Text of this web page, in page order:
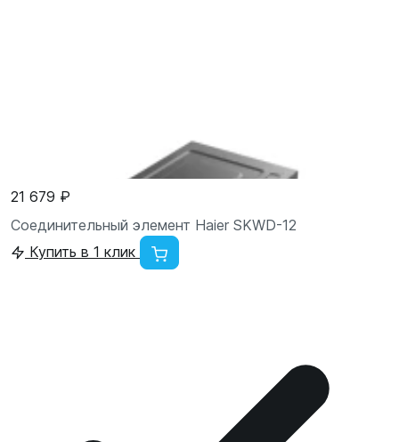
21 679 ₽
Соединительный элемент Haier SKWD-12
Купить в 1 клик